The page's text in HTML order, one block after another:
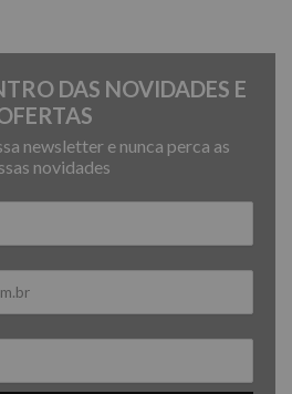
DAS NOVIDADES E
newsletter e nunca perca as
novidades